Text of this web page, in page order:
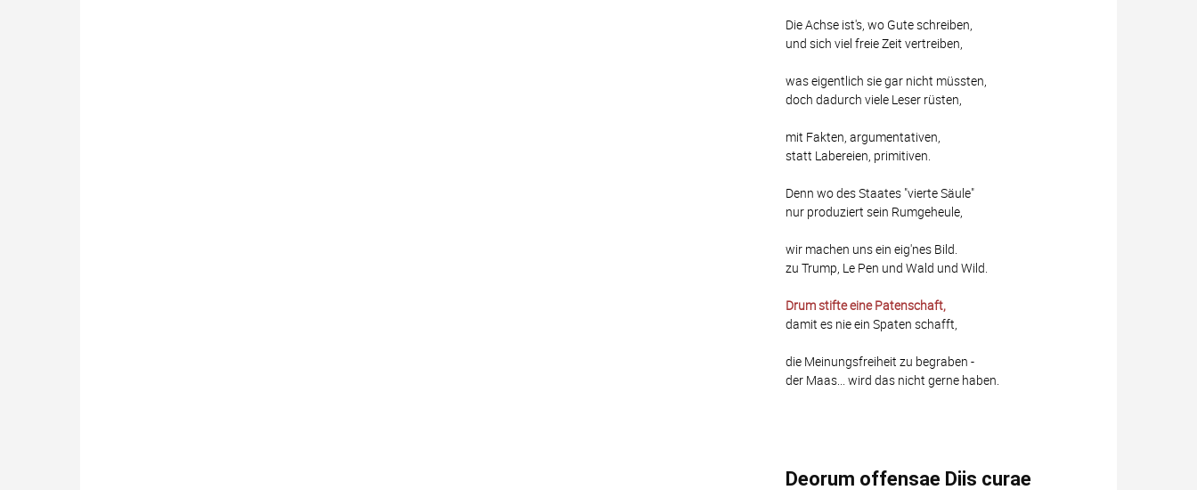
Die Achse ist's, wo Gute schreiben,
und sich viel freie Zeit vertreiben,
was eigentlich sie gar nicht müssten,
doch dadurch viele Leser rüsten,
mit Fakten, argumentativen,
statt Labereien, primitiven.
Denn wo des Staates "vierte Säule"
nur produziert sein Rumgeheule,
wir machen uns ein eig'nes Bild.
zu Trump, Le Pen und Wald und Wild.
Drum stifte eine Patenschaft,
damit es nie ein Spaten schafft,
die Meinungsfreiheit zu begraben -
der Maas... wird das nicht gerne haben.
Deorum offensae Diis curae